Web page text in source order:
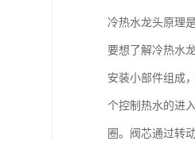
冷热水龙头原理
要想了解冷热水
安装小部件组成
个控制热水的进
圈。阀芯通过转